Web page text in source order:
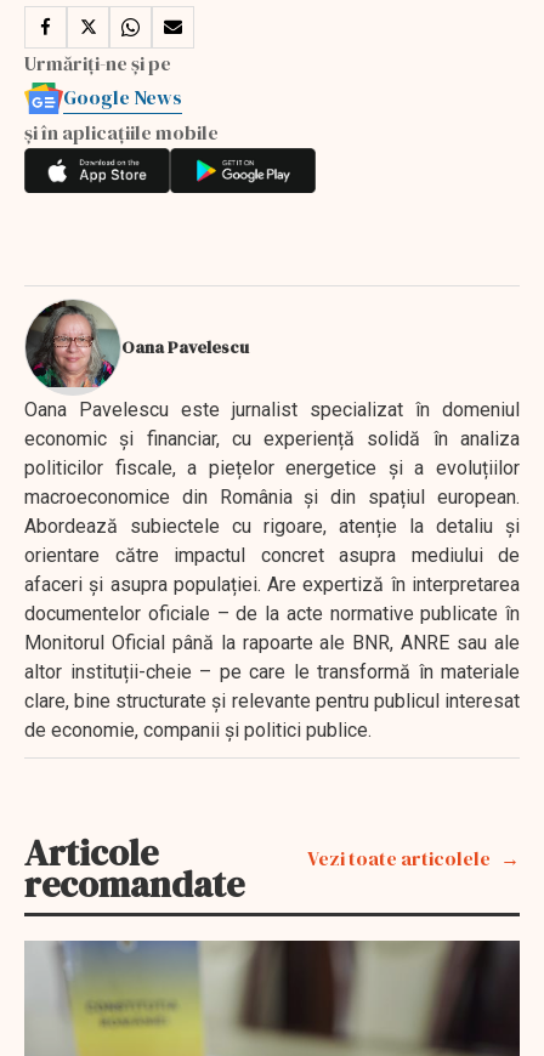
Urmăriți-ne și pe
Google News
și în aplicațiile mobile
Oana Pavelescu
Oana Pavelescu este jurnalist specializat în domeniul
economic și financiar, cu experiență solidă în analiza
politicilor fiscale, a piețelor energetice și a evoluțiilor
macroeconomice din România și din spațiul european.
Abordează subiectele cu rigoare, atenție la detaliu și
orientare către impactul concret asupra mediului de
afaceri și asupra populației. Are expertiză în interpretarea
documentelor oficiale – de la acte normative publicate în
Monitorul Oficial până la rapoarte ale BNR, ANRE sau ale
altor instituții-cheie – pe care le transformă în materiale
clare, bine structurate și relevante pentru publicul interesat
de economie, companii și politici publice.
Articole
recomandate
Vezi toate articolele